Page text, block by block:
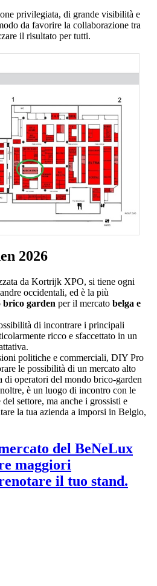
privilegiata, di grande visibilità e
da favorire la collaborazione tra
il risultato per tutti.
2026
da Kortrijk XPO, si tiene ogni
occidentali, ed è la più
brico garden per il mercato belga e
di incontrare i principali
ricco e sfaccettato in un
politiche e commerciali, DIY Pro
le possibilità di un mercato alto
di operatori del mondo brico-garden
è un luogo di incontro con le
settore, ma anche i grossisti e
la tua azienda a imporsi in Belgio,
del BeNeLux
maggiori
il tuo stand.